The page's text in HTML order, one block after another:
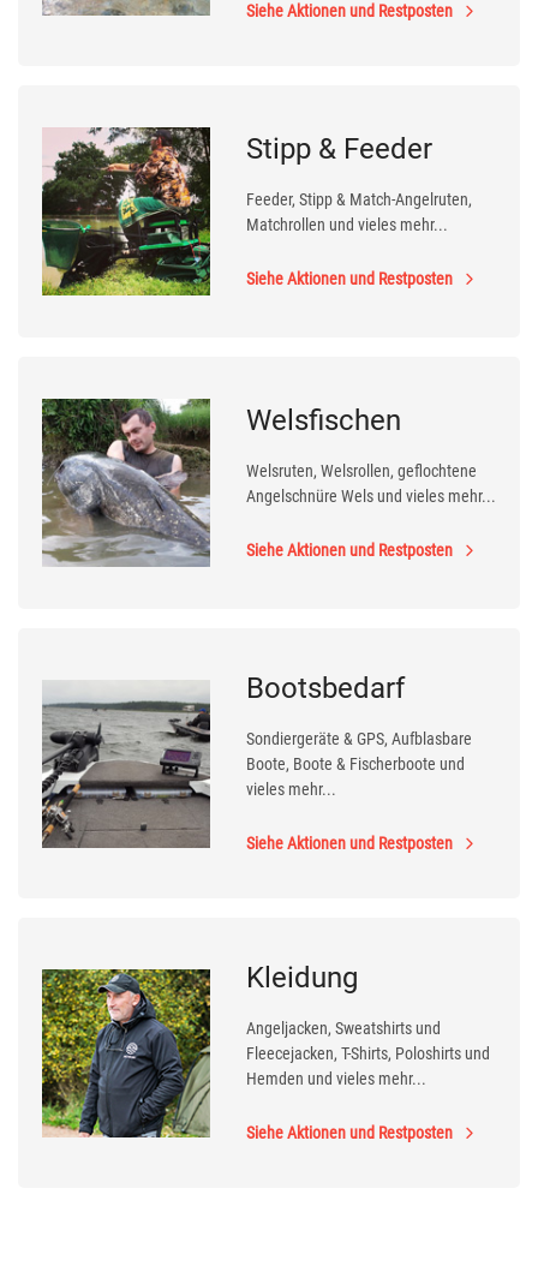
Siehe Aktionen und Restposten
Stipp & Feeder
Feeder, Stipp & Match-Angelruten,
Matchrollen und vieles mehr...
Siehe Aktionen und Restposten
Welsfischen
Welsruten, Welsrollen, geflochtene
Angelschnüre Wels und vieles mehr...
Siehe Aktionen und Restposten
Bootsbedarf
Sondiergeräte & GPS, Aufblasbare
Boote, Boote & Fischerboote und
vieles mehr...
Siehe Aktionen und Restposten
Kleidung
Angeljacken, Sweatshirts und
Fleecejacken, T-Shirts, Poloshirts und
Hemden und vieles mehr...
Siehe Aktionen und Restposten